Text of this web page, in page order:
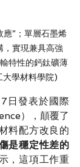
應”；單層石墨烯
，實現兼具高強
特性的鈣鈦礦薄
大學材料學院)
日發表於國際
），顛覆了
料配方改良的
是穩定性差的
，這項工作重